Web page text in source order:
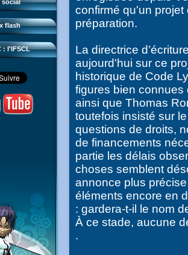
social
flash
Escape
: l'IFSCL
IFSCL
confirmé qu'un
préparation.
La directrice
aujourd'hui sur ce
historique de Code
figures bien connues
ainsi que Thomas
toutefois insisté sur
questions de droits,
de financements
partie les délais
choses semblent
annonce plus
éléments encore en
: gardera-t-il le nom
À ce stade, aucune
.